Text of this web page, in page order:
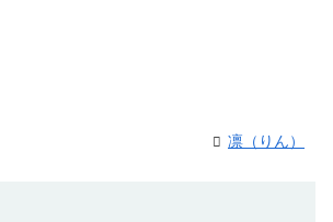
凛（りん）